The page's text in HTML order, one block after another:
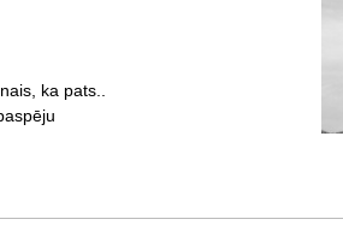
ka pats..